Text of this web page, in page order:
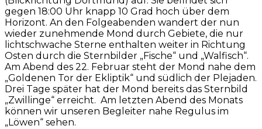
gegen 18:00 Uhr knapp 10 Grad hoch über dem
Horizont. An den Folgeabenden wandert der nun
wieder zunehmende Mond durch Gebiete, die nur
lichtschwache Sterne enthalten weiter in Richtung
Osten durch die Sternbilder „Fische“ und „Walfisch“.
Am Abend des 22. Februar steht der Mond nahe dem
„Goldenen Tor der Ekliptik“ und südlich der Plejaden.
Drei Tage später hat der Mond bereits das Sternbild
„Zwillinge“ erreicht. Am letzten Abend des Monats
können wir unseren Begleiter nahe Regulus im
„Löwen“ sehen.